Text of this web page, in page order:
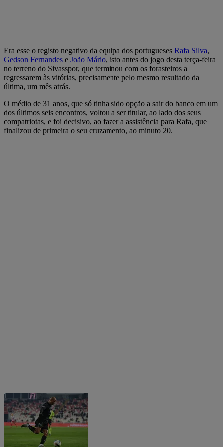
Era esse o registo negativo da equipa dos portugueses Rafa Silva,
Gedson Fernandes e João Mário, isto antes do jogo desta terça-feira
no terreno do Sivasspor, que terminou com os forasteiros a
regressarem às vitórias, precisamente pelo mesmo resultado da
última, um mês atrás.
O médio de 31 anos, que só tinha sido opção a sair do banco em um
dos últimos seis encontros, voltou a ser titular, ao lado dos seus
compatriotas, e foi decisivo, ao fazer a assistência para Rafa, que
finalizou de primeira o seu cruzamento, ao minuto 20.